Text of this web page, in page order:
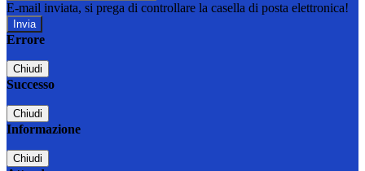
E-mail inviata, si prega di controllare la casella di posta elettronica!
Errore
Chiudi
Successo
Chiudi
Informazione
Chiudi